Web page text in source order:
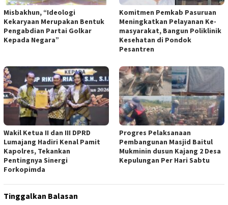
Misbakhun, “Ideologi
Kekaryaan Merupakan Bentuk
Pengabdian Partai Golkar
Kepada Negara”
Komitmen Pemkab Pasuruan
Meningkatkan Pelayanan Ke-
masyarakat, Bangun Poliklinik
Kesehatan di Pondok
Pesantren
Wakil Ketua II dan III DPRD
Lumajang Hadiri Kenal Pamit
Kapolres, Tekankan
Pentingnya Sinergi
Forkopimda
Progres Pelaksanaan
Pembangunan Masjid Baitul
Mukminin dusun Kajang 2 Desa
Kepulungan Per Hari Sabtu
Tinggalkan Balasan